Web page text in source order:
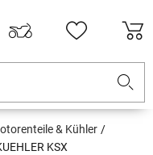
& Kühler
KSX